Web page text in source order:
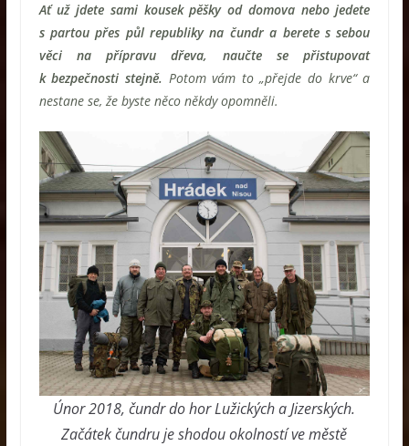
Ať už jdete sami kousek pěšky od domova nebo jedete
s partou přes půl republiky na čundr a berete s sebou
věci na přípravu dřeva, naučte se přistupovat
k bezpečnosti stejně. Potom vám to „přejde do krve“ a
nestane se, že byste něco někdy opomněli.
Únor 2018, čundr do hor Lužických a Jizerských.
Začátek čundru je shodou okolností ve městě